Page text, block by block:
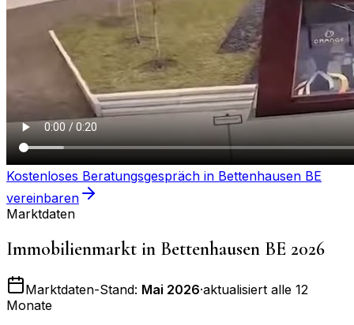
Kostenloses Beratungsgespräch in Bettenhausen BE
vereinbaren
Marktdaten
Immobilienmarkt in Bettenhausen BE 2026
Marktdaten-Stand: Mai 2026·aktualisiert alle 12
Monate